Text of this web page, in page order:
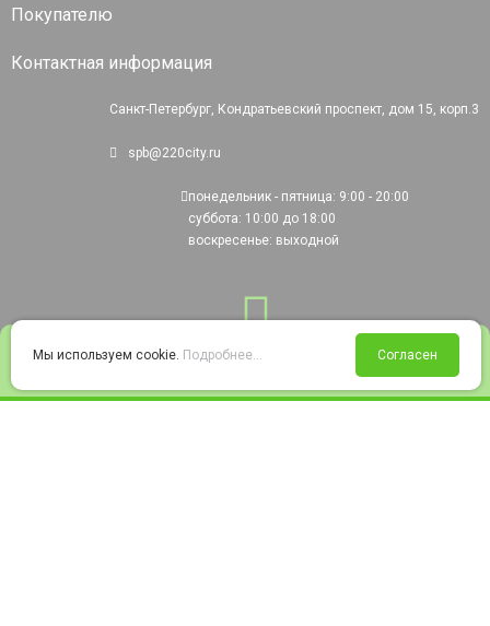
Войти Избранное Корзина
Покупателю
Контактная информация
Санкт-Петербург, Кондратьевский проспект, дом 15, корп.3
spb@220city.ru
понедельник - пятница: 9:00 - 20:00
суббота: 10:00 до 18:00
воскресенье: выходной
Мы используем cookie. Подробнее... Согласен